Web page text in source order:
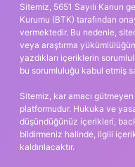
Sitemiz, 5651 Sayılı Kanun
Kurumu (BTK) tarafından
vermektedir. Bu nedenle,
veya araştırma
yazdıkları içeriklerin
bu sorumluluğu kabul etmiş
Sitemiz, kar amacı
platformudur. Hukuka ve
düşündüğünüz içerikleri,
bildirmeniz halinde, ilgili
kaldırılacaktır.